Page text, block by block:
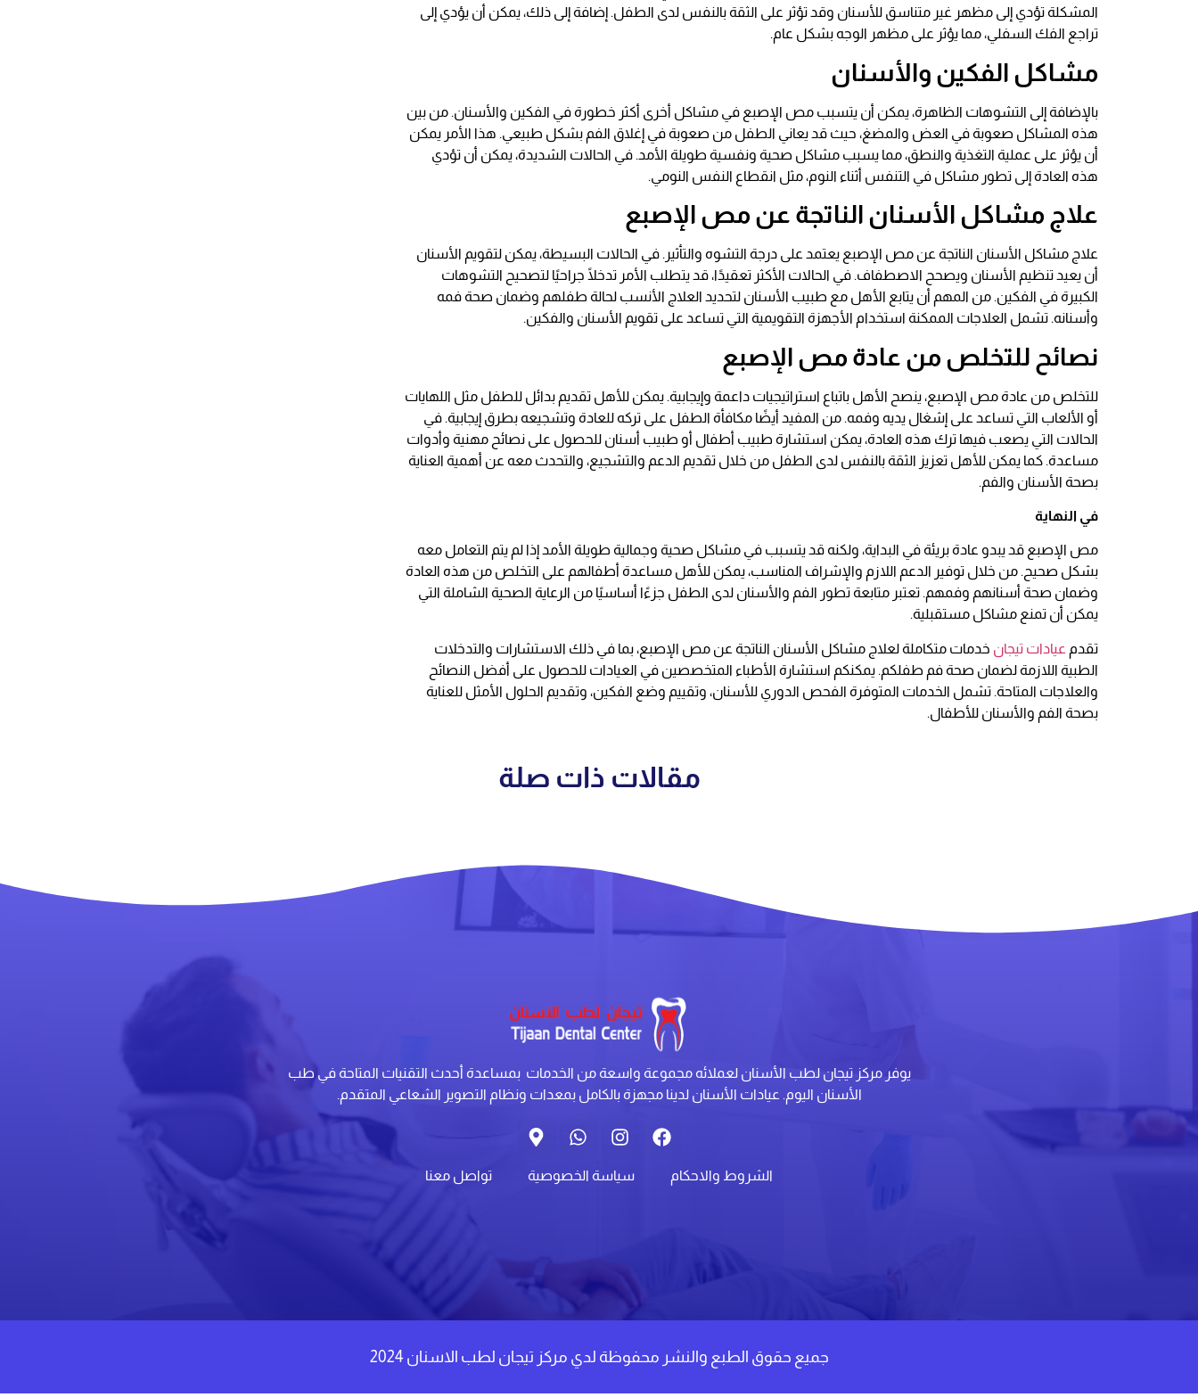
المشكلة تؤدي إلى مظهر غير متناسق للأسنان وقد تؤثر على الثقة بالنفس لدى الطفل. إضافة إلى ذلك، يمكن أن يؤدي إلى
تراجع الفك السفلي، مما يؤثر على مظهر الوجه بشكل عام.
مشاكل الفكين والأسنان
بالإضافة إلى التشوهات الظاهرة، يمكن أن يتسبب مص الإصبع في مشاكل أخرى أكثر خطورة في الفكين والأسنان. من بين
هذه المشاكل صعوبة في العض والمضغ، حيث قد يعاني الطفل من صعوبة في إغلاق الفم بشكل طبيعي. هذا الأمر يمكن
أن يؤثر على عملية التغذية والنطق، مما يسبب مشاكل صحية ونفسية طويلة الأمد. في الحالات الشديدة، يمكن أن تؤدي
هذه العادة إلى تطور مشاكل في التنفس أثناء النوم، مثل انقطاع النفس النومي.
علاج مشاكل الأسنان الناتجة عن مص الإصبع
علاج مشاكل الأسنان الناتجة عن مص الإصبع يعتمد على درجة التشوه والتأثير. في الحالات البسيطة، يمكن لتقويم الأسنان
أن يعيد تنظيم الأسنان ويصحح الاصطفاف. في الحالات الأكثر تعقيدًا، قد يتطلب الأمر تدخلًا جراحيًا لتصحيح التشوهات
الكبيرة في الفكين. من المهم أن يتابع الأهل مع طبيب الأسنان لتحديد العلاج الأنسب لحالة طفلهم وضمان صحة فمه
وأسنانه. تشمل العلاجات الممكنة استخدام الأجهزة التقويمية التي تساعد على تقويم الأسنان والفكين.
نصائح للتخلص من عادة مص الإصبع
للتخلص من عادة مص الإصبع، ينصح الأهل باتباع استراتيجيات داعمة وإيجابية. يمكن للأهل تقديم بدائل للطفل مثل اللهايات
أو الألعاب التي تساعد على إشغال يديه وفمه. من المفيد أيضًا مكافأة الطفل على تركه للعادة وتشجيعه بطرق إيجابية. في
الحالات التي يصعب فيها ترك هذه العادة، يمكن استشارة طبيب أطفال أو طبيب أسنان للحصول على نصائح مهنية وأدوات
مساعدة. كما يمكن للأهل تعزيز الثقة بالنفس لدى الطفل من خلال تقديم الدعم والتشجيع، والتحدث معه عن أهمية العناية
بصحة الأسنان والفم.
في النهاية
مص الإصبع قد يبدو عادة بريئة في البداية، ولكنه قد يتسبب في مشاكل صحية وجمالية طويلة الأمد إذا لم يتم التعامل معه
بشكل صحيح. من خلال توفير الدعم اللازم والإشراف المناسب، يمكن للأهل مساعدة أطفالهم على التخلص من هذه العادة
وضمان صحة أسنانهم وفمهم. تعتبر متابعة تطور الفم والأسنان لدى الطفل جزءًا أساسيًا من الرعاية الصحية الشاملة التي
يمكن أن تمنع مشاكل مستقبلية.
تقدم عيادات تيجان خدمات متكاملة لعلاج مشاكل الأسنان الناتجة عن مص الإصبع، بما في ذلك الاستشارات والتدخلات
الطبية اللازمة لضمان صحة فم طفلكم. يمكنكم استشارة الأطباء المتخصصين في العيادات للحصول على أفضل النصائح
والعلاجات المتاحة. تشمل الخدمات المتوفرة الفحص الدوري للأسنان، وتقييم وضع الفكين، وتقديم الحلول الأمثل للعناية
بصحة الفم والأسنان للأطفال.
مقالات ذات صلة
يوفر مركز تيجان لطب الأسنان لعملائه مجموعة واسعة من الخدمات بمساعدة أحدث التقنيات المتاحة في طب
الأسنان اليوم. عيادات الأسنان لدينا مجهزة بالكامل بمعدات ونظام التصوير الشعاعي المتقدم.
الشروط والاحكام سياسة الخصوصية تواصل معنا
جميع حقوق الطبع والنشر محفوظة لدي مركز تيجان لطب الاسنان 2024